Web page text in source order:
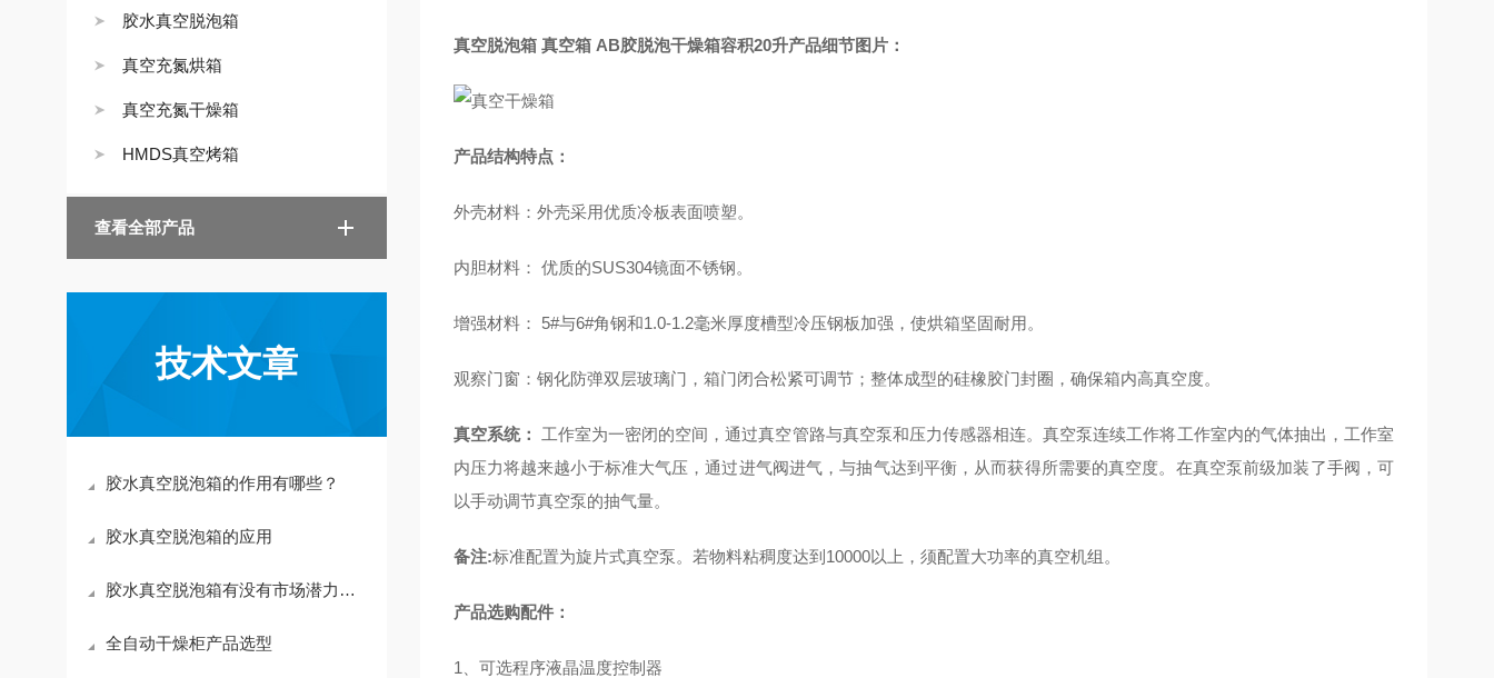
胶水真空脱泡箱
真空充氮烘箱
真空充氮干燥箱
HMDS真空烤箱
查看全部产品
技术文章
胶水真空脱泡箱的作用有哪些？
胶水真空脱泡箱的应用
胶水真空脱泡箱有没有市场潜力看完就知道了
全自动干燥柜产品选型
真空脱泡箱 真空箱 AB胶脱泡干燥箱容积20升产品细节图片：
产品结构特点：
外壳材料：外壳采用优质冷板表面喷塑。
内胆材料： 优质的SUS304镜面不锈钢。
增强材料： 5#与6#角钢和1.0-1.2毫米厚度槽型冷压钢板加强，使烘箱坚固耐用。
观察门窗：钢化防弹双层玻璃门，箱门闭合松紧可调节；整体成型的硅橡胶门封圈，确保箱内高真空度。
真空系统：
工作室为一密闭的空间，通过真空管路与真空泵和压力传感器相连。真空泵连续工作将工作室内的气体抽出，工作室
内压力将越来越小于标准大气压，通过进气阀进气，与抽气达到平衡，从而获得所需要的真空度。在真空泵前级加装了手阀，可
以手动调节真空泵的抽气量。
备注:标准配置为旋片式真空泵。若物料粘稠度达到 10000以上，须配置大功率的真空机组。
产品选购配件：
1、可选程序液晶温度控制器